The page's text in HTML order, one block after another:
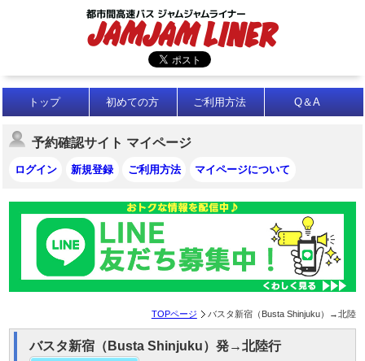
トップ 初めての方 ご利用方法 Q＆A
予約確認サイト マイページ
ログイン 新規登録 ご利用方法 マイページについて
TOPページ バスタ新宿（Busta Shinjuku）→北陸
バスタ新宿（Busta Shinjuku）発→北陸行